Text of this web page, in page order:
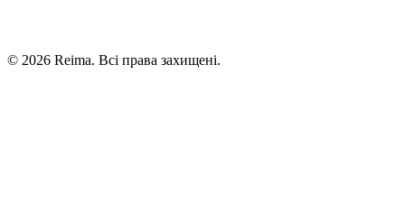
© 2026 Reima. Всі права захищені.